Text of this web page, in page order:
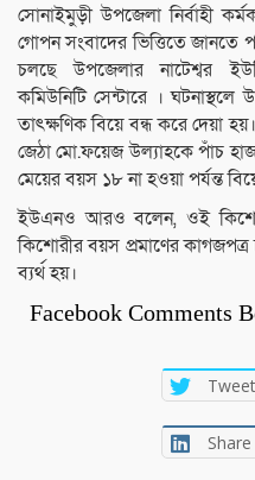
সোনাইমুড়ী উপজেলা নির্বাহী
গোপন সংবাদের ভিত্তিতে জানতে
চলছে উপজেলার নাটেশ্বর
কমিউনিটি সেন্টারে ।
তাৎক্ষণিক বিয়ে বন্ধ করে দেয়া
জেঠা মো.ফয়েজ উল্যাহকে পাঁচ
মেয়ের বয়স ১৮ না হওয়া পর্যন্ত
ইউএনও আরও বলেন, ওই
কিশোরীর বয়স প্রমাণের
ব্যর্থ হয়।
Facebook Comments
Tweet
Share